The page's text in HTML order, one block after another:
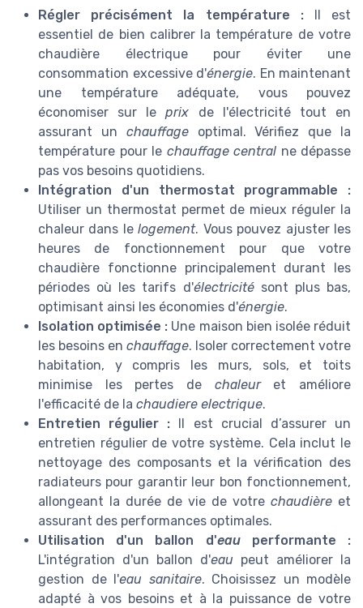
Régler précisément la température :Il est
essentiel de bien calibrer la température de votre
chaudière électrique pour éviter une
consommation excessive d'énergie. En maintenant
une température adéquate, vous pouvez
économiser sur leprix de l'électricité tout en
assurant un chauffageoptimal. Vérifiez que la
température pour le chauffage central ne dépasse
pas vos besoins quotidiens.
Intégration d'un thermostat programmable :
Utiliser un thermostat permet de mieux réguler la
chaleur dans lelogement. Vous pouvez ajuster les
heures de fonctionnement pour que votre
chaudière fonctionne principalement durant les
périodes où les tarifs d'électricitésont plus bas,
optimisant ainsi les économies d'énergie.
Isolation optimisée : Une maison bien isolée réduit
les besoins en chauffage. Isoler correctement votre
habitation, y compris les murs, sols, et toits
minimise les pertes de chaleuret améliore
l'efficacité de la chaudiere electrique.
Entretien régulier : Il est crucial d’assurer un
entretien régulier de votre système. Cela inclut le
nettoyage des composants et la vérification des
radiateurs pour garantir leur bon fonctionnement,
allongeant la durée de vie de votre chaudière et
assurant des performances optimales.
Utilisation d'un ballon d'eauperformante :
L'intégration d'un ballon d'eau peut améliorer la
gestion de l'eau sanitaire. Choisissez un modèle
adapté à vos besoins et à la puissance de votre